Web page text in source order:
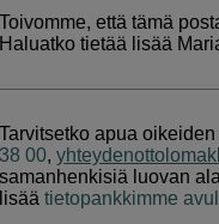
Toivomme, että tämä
Haluatko tietää lisää
Tarvitsetko apua
38 00,
samanhenkisiä luovan
lisää tietopankkimme